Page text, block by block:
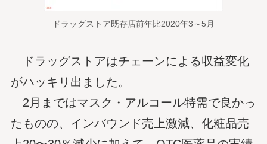
ドラッグストア既存店前年比2020年3～5月
ドラッグストアはチェーンによる収益変化
がハッキリ出ました。
2月まではマスク・アルコール特需で良かっ
たものの、インバウンド売上激減、化粧品売